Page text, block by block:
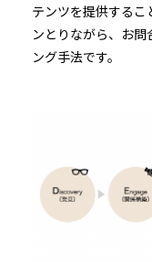
テンツを提供するこ
ンとりながら、お問
ング手法です。